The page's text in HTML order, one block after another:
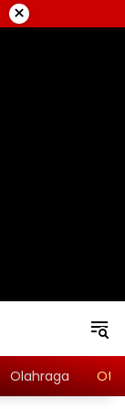
×
Olahraga